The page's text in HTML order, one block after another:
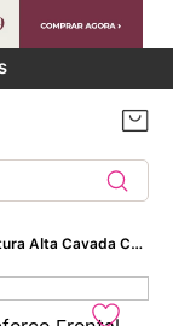
Calcinha Cintura Alta Cavada Com Reforço Frontal Em Modal CASTANHA